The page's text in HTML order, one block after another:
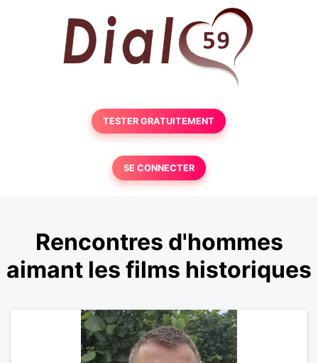
TESTER GRATUITEMENT
SE CONNECTER
Rencontres d'hommes
aimant les films historiques